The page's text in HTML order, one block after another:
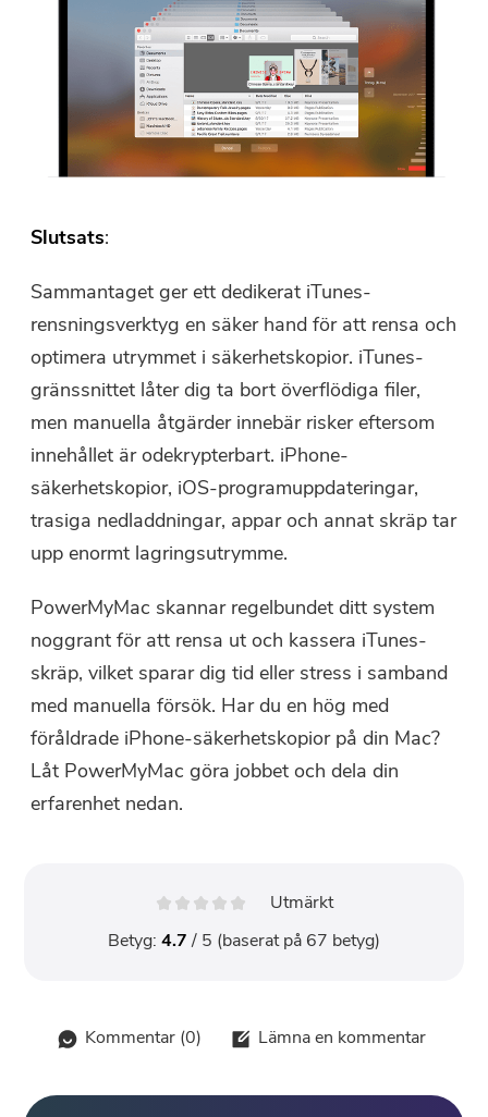
Slutsats:
Sammantaget ger ett dedikerat iTunes-
rensningsverktyg en säker hand för att rensa och
optimera utrymmet i säkerhetskopior. iTunes-
gränssnittet låter dig ta bort överflödiga filer,
men manuella åtgärder innebär risker eftersom
innehållet är odekrypterbart. iPhone-
säkerhetskopior, iOS-programuppdateringar,
trasiga nedladdningar, appar och annat skräp tar
upp enormt lagringsutrymme.
PowerMyMac skannar regelbundet ditt system
noggrant för att rensa ut och kassera iTunes-
skräp, vilket sparar dig tid eller stress i samband
med manuella försök. Har du en hög med
föråldrade iPhone-säkerhetskopior på din Mac?
Låt PowerMyMac göra jobbet och dela din
erfarenhet nedan.
Utmärkt
Betyg: 4.7/ 5 (baserat på 67 betyg)
Kommentar (0) Lämna en kommentar